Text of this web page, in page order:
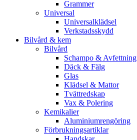
Grammer
Universal
Universalklädsel
Verkstadsskydd
Bilvård & kem
Bilvård
Schampo & Avfettning
Däck & Fälg
Glas
Klädsel & Mattor
Tvättredskap
Vax & Polering
Kemikalier
Aluminiumrengöring
Förbrukningsartiklar